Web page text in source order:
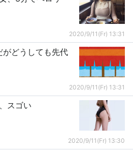
2020/9/11(Fr) 13:31
がどうしても先代
2020/9/11(Fr) 13:31
スゴい
2020/9/11(Fr) 13:30